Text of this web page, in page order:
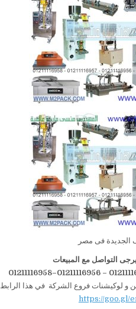
الجديدة فى مصر
التواصل مع المبيعات
و لوكيشنات فروع الشركة في هذا الرابط
https://goo.gl/